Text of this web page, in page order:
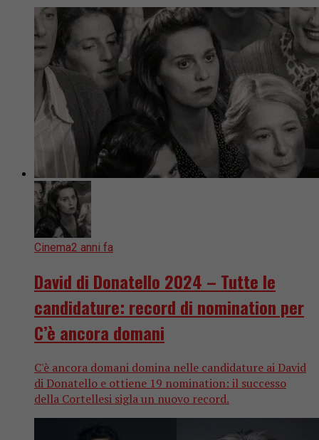
Cinema2 anni fa
David di Donatello 2024 – Tutte le
candidature: record di nomination per
C’è ancora domani
C'è ancora domani domina nelle candidature ai David
di Donatello e ottiene 19 nomination: il successo
della Cortellesi sigla un nuovo record.